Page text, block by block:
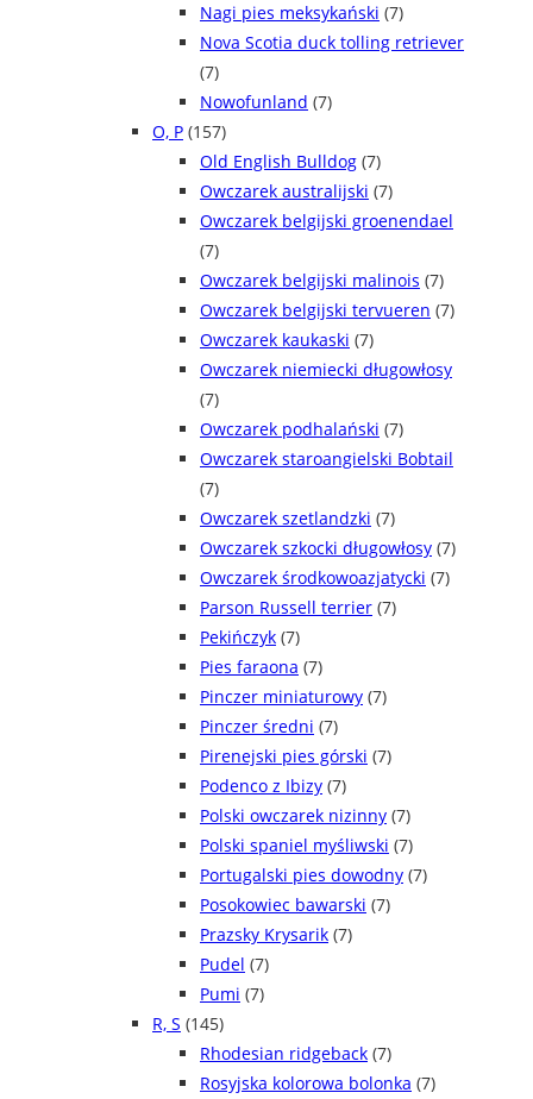
Nagi pies meksykański (7)
Nova Scotia duck tolling retriever
(7)
Nowofunland (7)
O, P (157)
Old English Bulldog (7)
Owczarek australijski (7)
Owczarek belgijski groenendael
(7)
Owczarek belgijski malinois (7)
Owczarek belgijski tervueren (7)
Owczarek kaukaski (7)
Owczarek niemiecki długowłosy
(7)
Owczarek podhalański (7)
Owczarek staroangielski Bobtail
(7)
Owczarek szetlandzki (7)
Owczarek szkocki długowłosy (7)
Owczarek środkowoazjatycki (7)
Parson Russell terrier (7)
Pekińczyk (7)
Pies faraona (7)
Pinczer miniaturowy (7)
Pinczer średni (7)
Pirenejski pies górski (7)
Podenco z Ibizy (7)
Polski owczarek nizinny (7)
Polski spaniel myśliwski (7)
Portugalski pies dowodny (7)
Posokowiec bawarski (7)
Prazsky Krysarik (7)
Pudel (7)
Pumi (7)
R, S (145)
Rhodesian ridgeback (7)
Rosyjska kolorowa bolonka (7)